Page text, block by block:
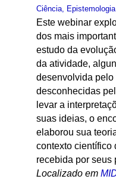
Ciência,
Este webinar
dos mais
estudo da
da atividade,
desenvolvida
desconhecidas
levar a
suas ideias, o
elaborou sua
contexto científico
recebida por seus
Localizado em